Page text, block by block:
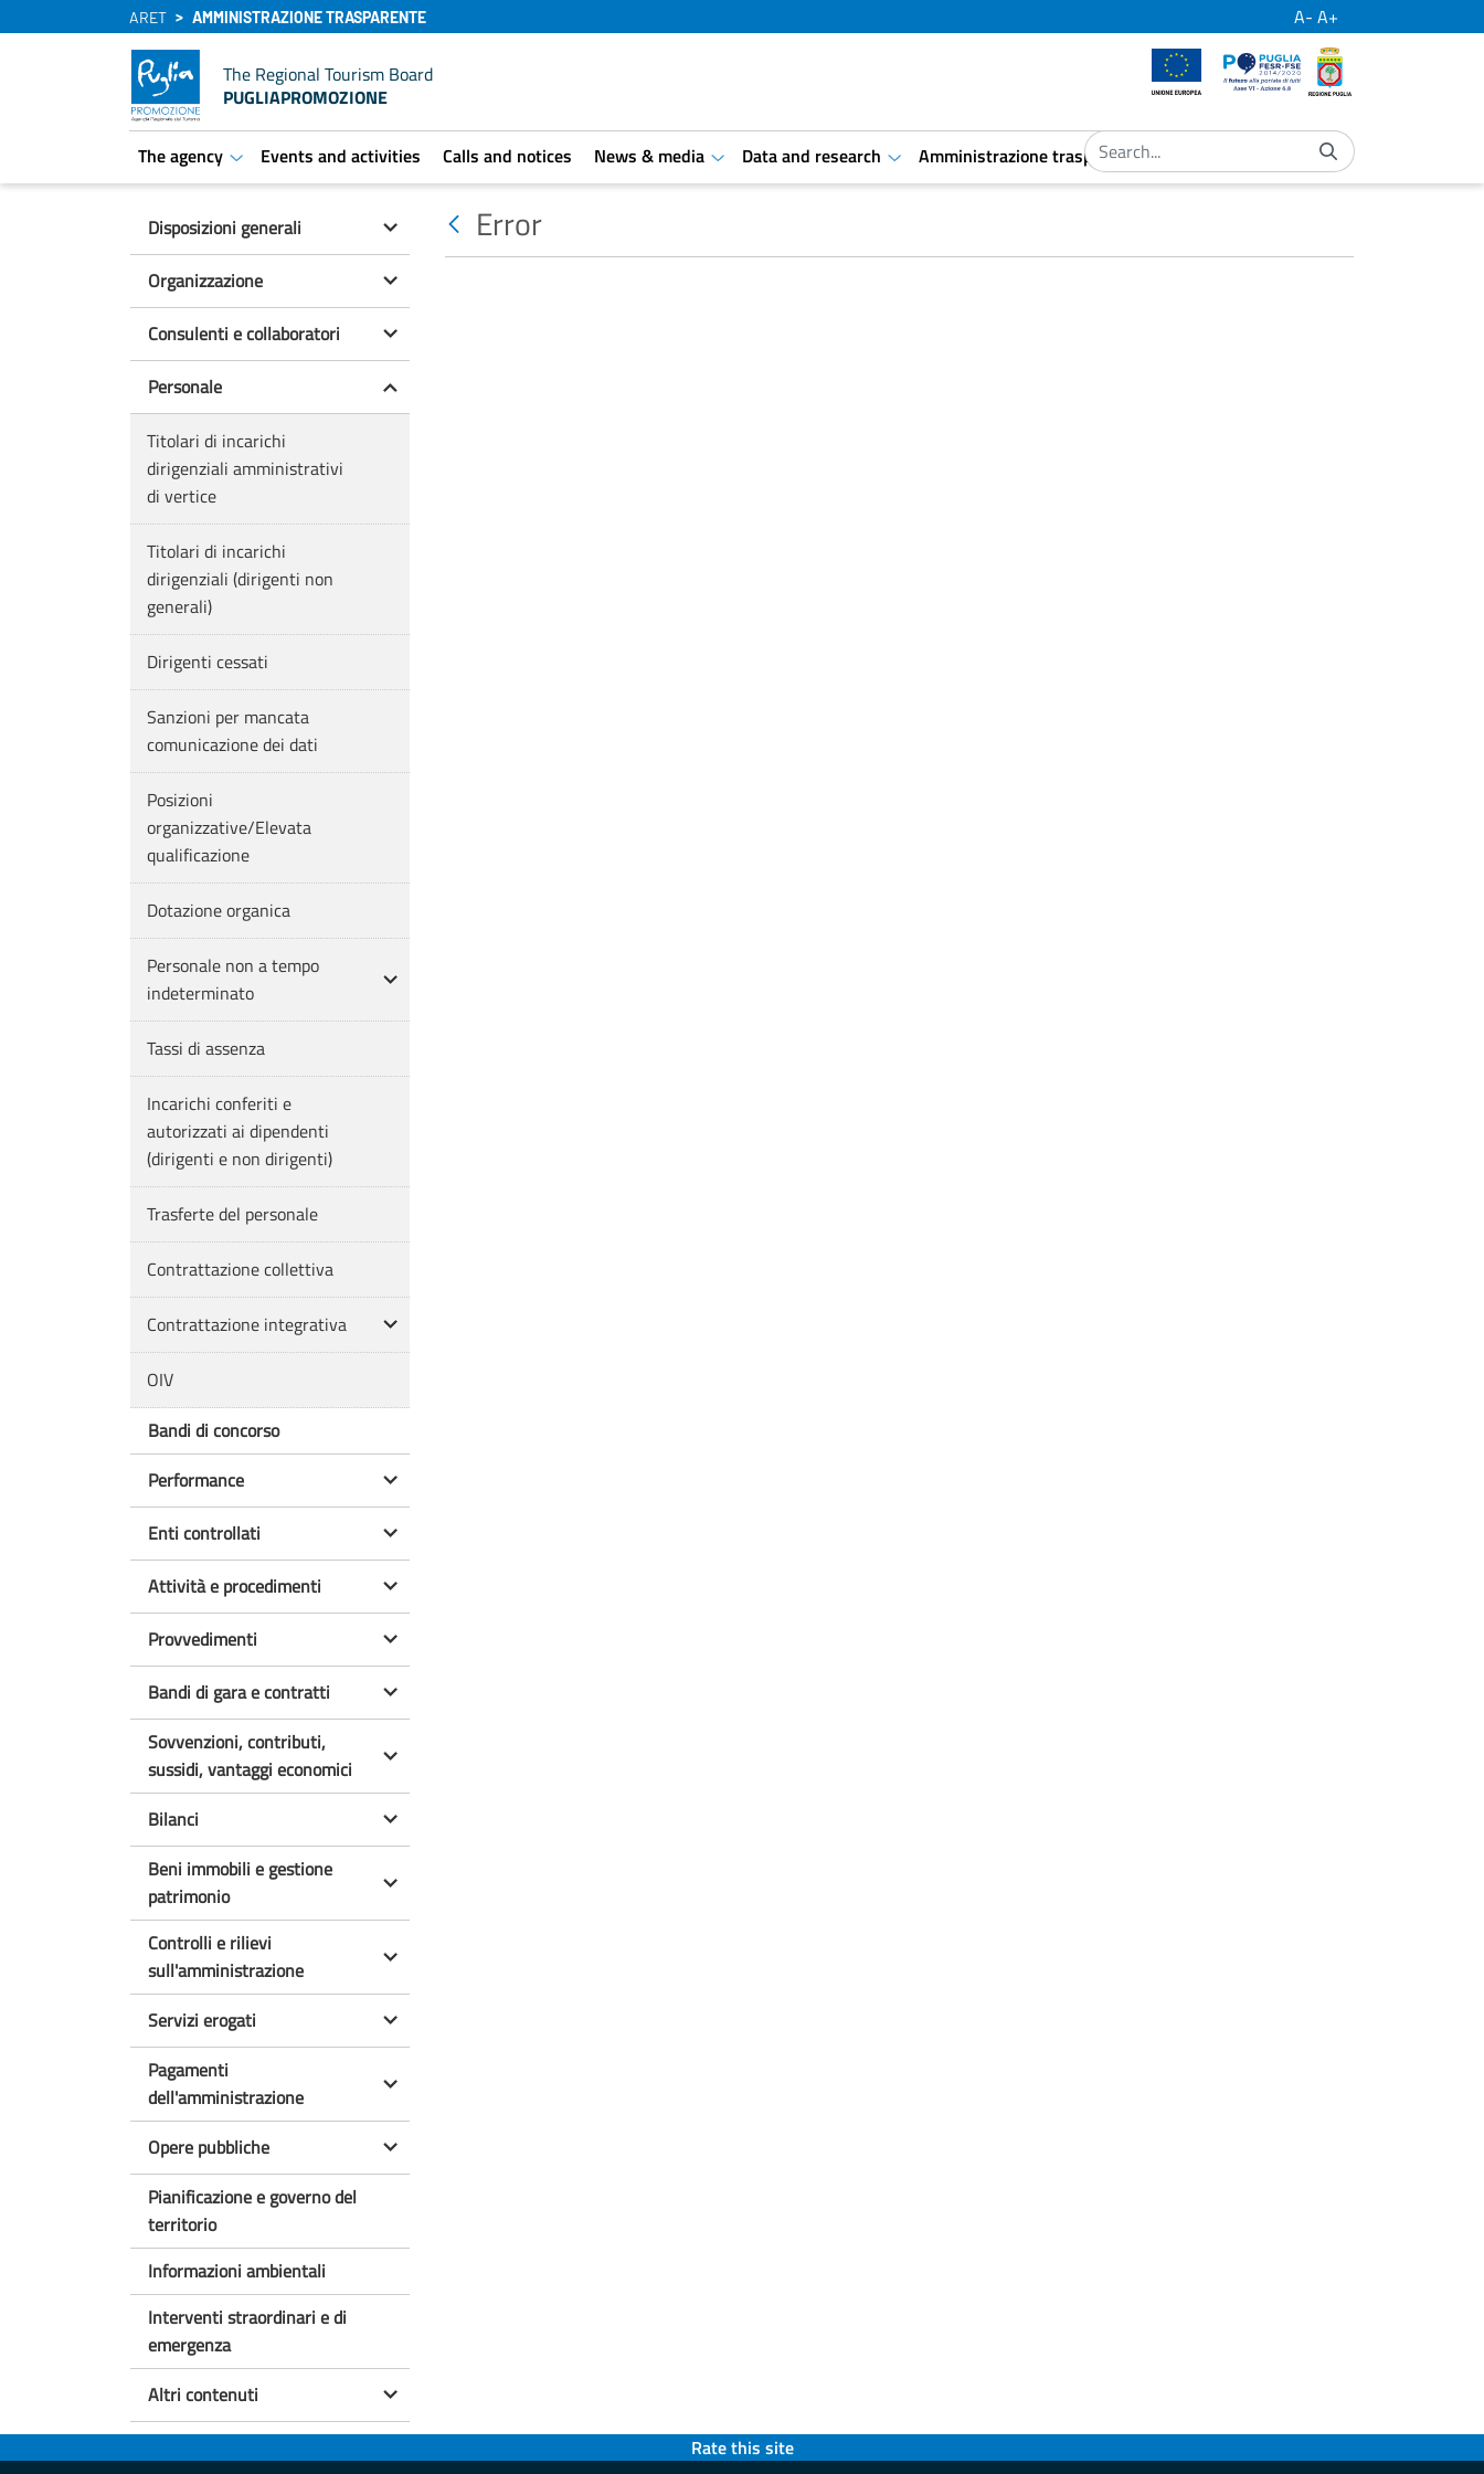
ARET AMMINISTRAZIONE TRASPARENTE A- A+
The Regional Tourism Board
PUGLIAPROMOZIONE
European UnionPor Puglia
The agency
aret.open.submenu
Events and activities Calls and notices News & media
aret.open.submenu
Data and research
aret.open.submenu
Amministrazione trasparente
aret.open.submenu
Disposizioni generali
Organizzazione
Consulenti e collaboratori
Personale
Titolari di incarichi
dirigenziali amministrativi
di vertice
Titolari di incarichi
dirigenziali (dirigenti non
generali)
Dirigenti cessati
Sanzioni per mancata
comunicazione dei dati
Posizioni
organizzative/Elevata
qualificazione
Dotazione organica
Personale non a tempo
indeterminato
Tassi di assenza
Incarichi conferiti e
autorizzati ai dipendenti
(dirigenti e non dirigenti)
Trasferte del personale
Contrattazione collettiva
Contrattazione integrativa
OIV
Bandi di concorso
Performance
Enti controllati
Attività e procedimenti
Provvedimenti
Bandi di gara e contratti
Sovvenzioni, contributi,
sussidi, vantaggi economici
Bilanci
Beni immobili e gestione
patrimonio
Controlli e rilievi
sull'amministrazione
Servizi erogati
Pagamenti
dell'amministrazione
Opere pubbliche
Pianificazione e governo del
territorio
Informazioni ambientali
Interventi straordinari e di
emergenza
Altri contenuti
Error
Rate this site